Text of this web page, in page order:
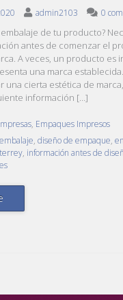
admin2103 0
de tu producto?
antes de comenzar el
A veces, un producto es
una marca
una cierta estética de
información […]
, Empaques Impresos
,diseño de empaque,
, información antes de